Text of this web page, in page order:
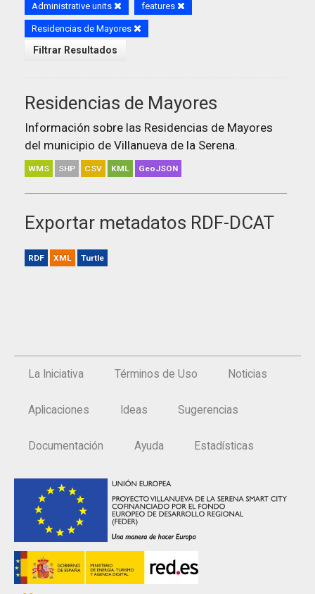
Administrative units features
Residencias de Mayores
Filtrar Resultados
Residencias de Mayores
Información sobre las Residencias de Mayores
del municipio de Villanueva de la Serena.
WMS SHP CSV KML GeoJSON
Exportar metadatos RDF-DCAT
RDF XML Turtle
La Iniciativa Términos de Uso Noticias
Aplicaciones Ideas Sugerencias
Documentación Ayuda Estadísticas